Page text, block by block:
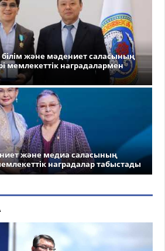
және мәдениет саласының
мемлекеттік наградалармен
және медиа саласының
наградалар табыстады